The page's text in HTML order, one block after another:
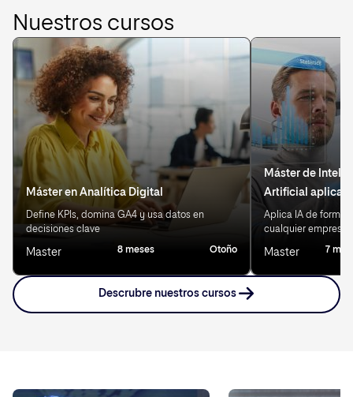
Nuestros cursos
Máster en Analítica Digital
Define KPIs, domina GA4 y usa datos en
decisiones clave
Master 8 meses Otoño
Máster de
Artificial
Aplica IA de forma
cualquier empresa
Master 7
Descrubre nuestros cursos